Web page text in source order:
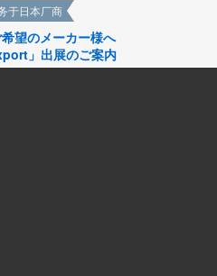
于日本厂商
望のメーカー様へ
」出展のご案内